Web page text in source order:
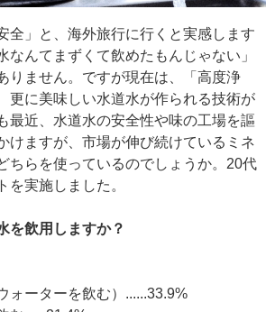
全」と、海外旅行に行くと実感します
なんてまずくて飲めたもんじゃない」
りません。ですが現在は、「高度浄
更に美味しい水道水が作られる技術が
最近、水道水の安全性や味の工場を謳
けますが、市場が伸び続けているミネ
ちらを使っているのでしょうか。20代
を実施しました。
を飲用しますか？
ォーターを飲む）......33.9%